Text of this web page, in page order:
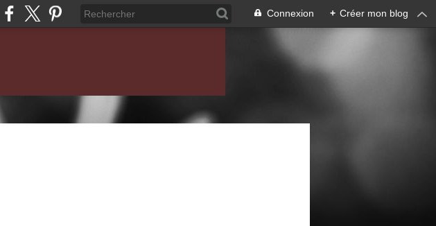
Connexion + Créer mon blog